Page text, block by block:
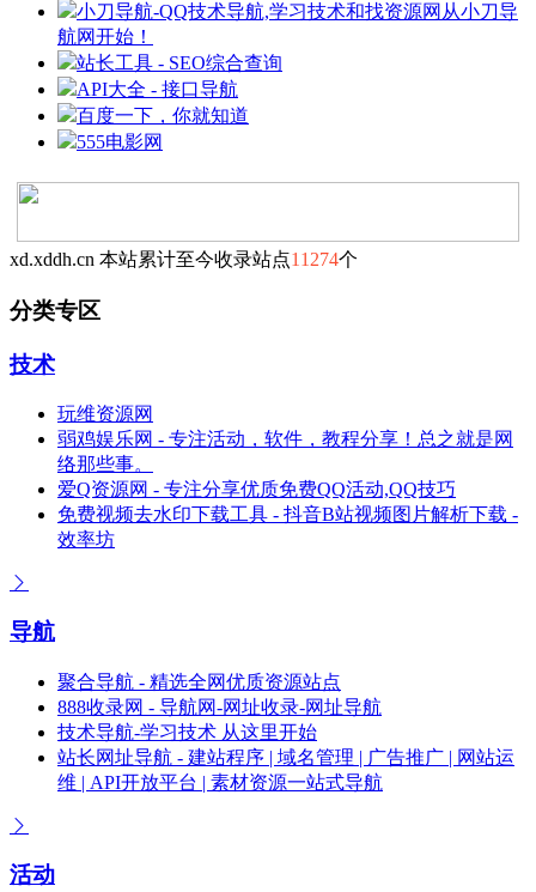
小刀导航-QQ技术导航,学习技术和找资源网从小刀导
航网开始！
站长工具 - SEO综合查询
API大全 - 接口导航
百度一下，你就知道
555电影网
xd.xddh.cn 本站累计至今收录站点11274个
分类专区
技术
玩维资源网
弱鸡娱乐网 - 专注活动，软件，教程分享！总之就是网
络那些事。
爱Q资源网 - 专注分享优质免费QQ活动,QQ技巧
免费视频去水印下载工具 - 抖音B站视频图片解析下载 -
效率坊
导航
聚合导航 - 精选全网优质资源站点
888收录网 - 导航网-网址收录-网址导航
技术导航-学习技术 从这里开始
站长网址导航 - 建站程序 | 域名管理 | 广告推广 | 网站运
维 | API开放平台 | 素材资源一站式导航
活动